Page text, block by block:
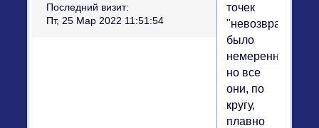
Последний визит:
Пт, 25 Мар 2022 11:51:54
точек
"невозврата"
было
немеренно,
но все
они, по
кругу,
плавно